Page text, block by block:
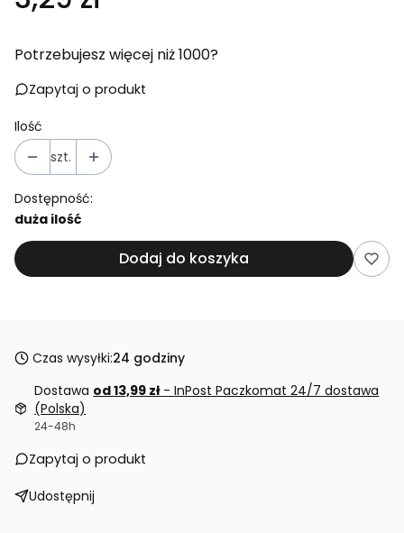
Potrzebujesz więcej niż 1000?
Zapytaj o produkt
Ilość
szt.
Dostępność:
duża ilość
Dodaj do koszyka
Czas wysyłki:24 godziny
Dostawa od 13,99 zł - InPost Paczkomat 24/7 dostawa
(Polska)
24-48h
Zapytaj o produkt
Udostępnij